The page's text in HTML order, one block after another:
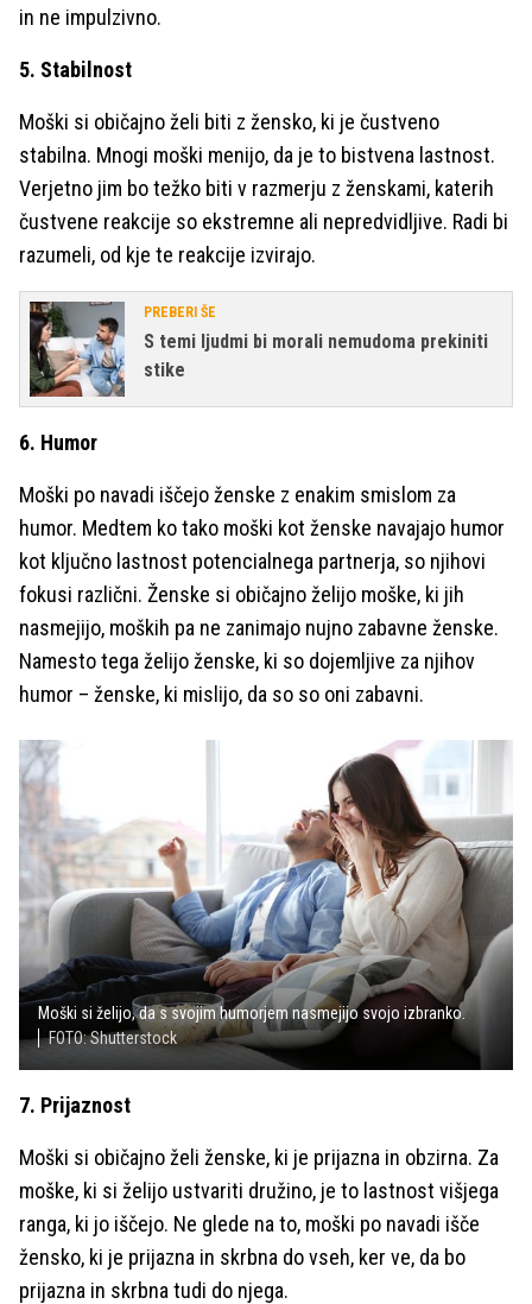
in ne impulzivno.
5. Stabilnost
Moški si običajno želi biti z žensko, ki je čustveno
stabilna. Mnogi moški menijo, da je to bistvena lastnost.
Verjetno jim bo težko biti v razmerju z ženskami, katerih
čustvene reakcije so ekstremne ali nepredvidljive. Radi bi
razumeli, od kje te reakcije izvirajo.
PREBERI ŠE
S temi ljudmi bi morali nemudoma prekiniti
stike
6. Humor
Moški po navadi iščejo ženske z enakim smislom za
humor. Medtem ko tako moški kot ženske navajajo humor
kot ključno lastnost potencialnega partnerja, so njihovi
fokusi različni. Ženske si običajno želijo moške, ki jih
nasmejijo, moških pa ne zanimajo nujno zabavne ženske.
Namesto tega želijo ženske, ki so dojemljive za njihov
humor – ženske, ki mislijo, da so so oni zabavni.
Moški si želijo, da s svojim humorjem nasmejijo svojo izbranko.
FOTO: Shutterstock
7. Prijaznost
Moški si običajno želi ženske, ki je prijazna in obzirna. Za
moške, ki si želijo ustvariti družino, je to lastnost višjega
ranga, ki jo iščejo. Ne glede na to, moški po navadi išče
žensko, ki je prijazna in skrbna do vseh, ker ve, da bo
prijazna in skrbna tudi do njega.